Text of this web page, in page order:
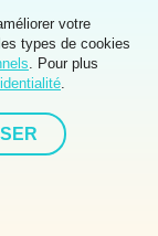
votre
types de cookies
. Pour plus
.